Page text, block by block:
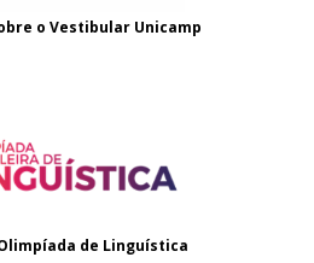
o Vestibular Unicamp
de Linguística